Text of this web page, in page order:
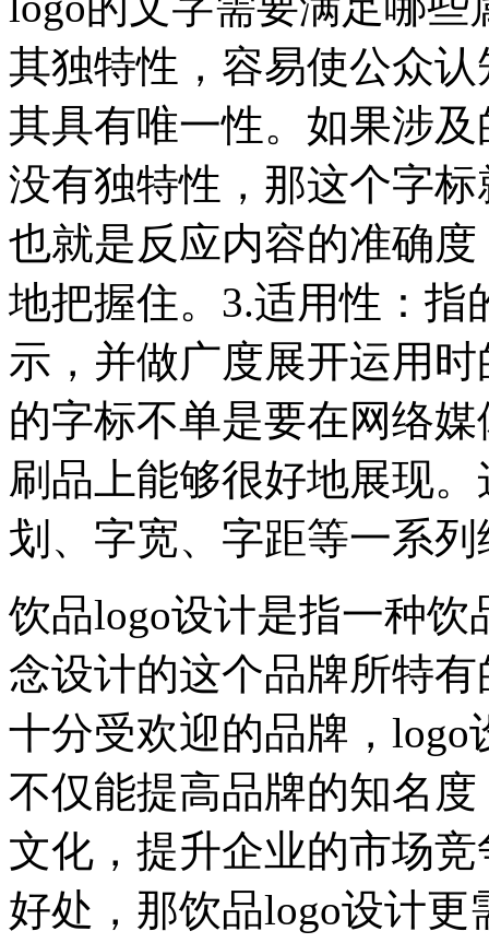
其独特性，容易使公众
其具有唯一性。如果涉
没有独特性，那这个字
也就是反应内容的准确
地把握住。3.适用性：指
示，并做广度展开运用
的字标不单是要在网络
刷品上能够很好地展现
划、字宽、字距等一系列
饮品logo设计是指一种
念设计的这个品牌所特
十分受欢迎的品牌，
不仅能提高品牌的知名
文化，提升企业的市场
好处，那饮品logo设计